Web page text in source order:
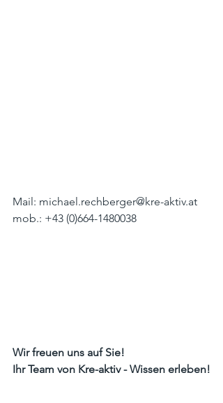
Mail: michael.rechberger@kre-aktiv.at
mob.: +43 (0)664-1480038
Wir freuen uns auf Sie!
Ihr Team von Kre-aktiv - Wissen erleben!